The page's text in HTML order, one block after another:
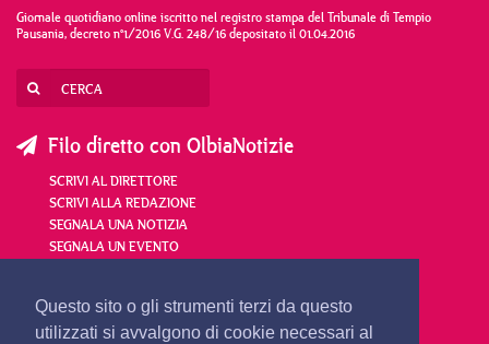
Questo sito o gli strumenti terzi da questo
utilizzati si avvalgono di cookie necessari al
Giornale quotidiano online iscritto nel registro stampa del Tribunale di Tempio
Pausania, decreto n°1/2016 V.G. 248/16 depositato il 01.04.2016
Filo diretto con OlbiaNotizie
SCRIVI AL DIRETTORE
SCRIVI ALLA REDAZIONE
SEGNALA UNA NOTIZIA
SEGNALA UN EVENTO
redazione@olbianotizie.it